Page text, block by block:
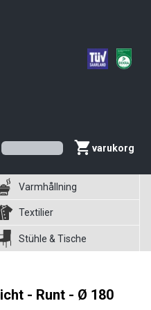
varukorg
Varmhållning
Textilier
Stühle & Tische
- Runt - Ø 180